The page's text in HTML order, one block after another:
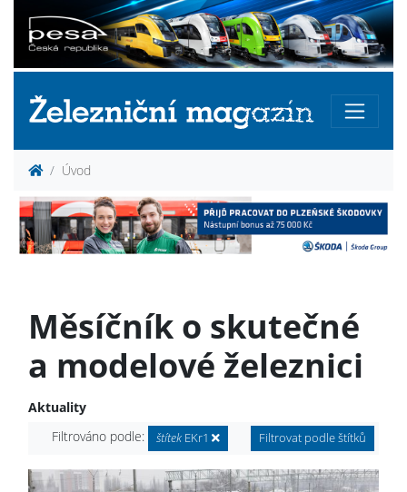
Úvod
Měsíčník o skutečné
a modelové železnici
Aktuality
Filtrováno podle:
štítek EKr1 Filtrovat podle štítků